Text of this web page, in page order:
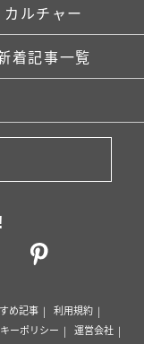
カルチャー
着記事一覧
め記事
利用規約
ーポリシー
運営会社